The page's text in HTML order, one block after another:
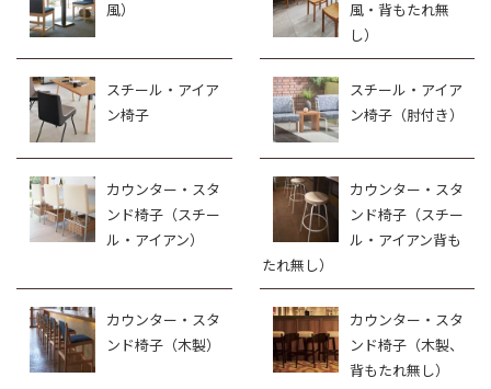
風）
風・背もたれ無
し）
スチール・アイア
ン椅子
スチール・アイア
ン椅子（肘付き）
カウンター・スタ
ンド椅子（スチー
ル・アイアン）
カウンター・スタ
ンド椅子（スチー
ル・アイアン背も
たれ無し）
カウンター・スタ
ンド椅子（木製）
カウンター・スタ
ンド椅子（木製、
背もたれ無し）